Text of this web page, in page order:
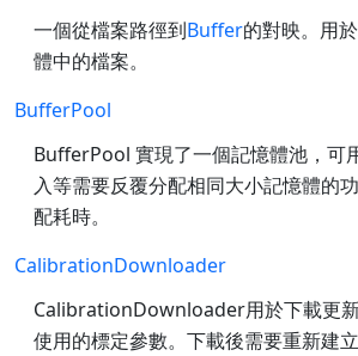
一個從檔案路徑到Buffer的對映。用
體中的檔案。
BufferPool
BufferPool 實現了一個記憶體池，可
入等需要反覆分配相同大小記憶體的
配耗時。
CalibrationDownloader
CalibrationDownloader用於下載更
使用的標定參數。下載後需要重新建